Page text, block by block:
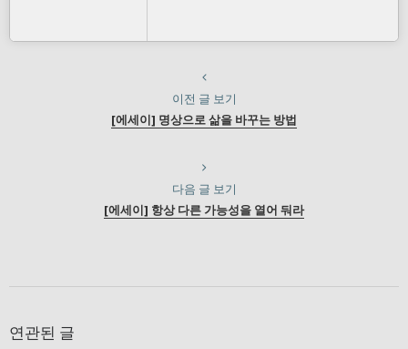
이전 글 보기
[에세이] 명상으로 삶을 바꾸는 방법
다음 글 보기
[에세이] 항상 다른 가능성을 열어 둬라
연관된 글